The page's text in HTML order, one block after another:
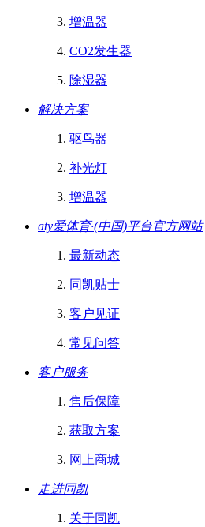
增温器
CO2发生器
除湿器
解决方案
驱鸟器
补光灯
增温器
aty爱体育·(中国)平台官方网站
最新动态
同凯贴士
客户见证
常见问答
客户服务
售后保障
获取方案
网上商城
走进同凯
关于同凯